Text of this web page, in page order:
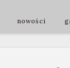
nowości